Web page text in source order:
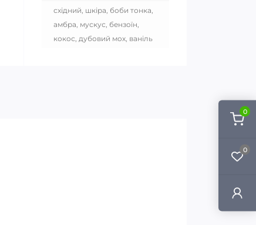
0
0
східний, шкіра, боби тонка,
амбра, мускус, бензоїн,
кокос, дубовий мох, ваніль